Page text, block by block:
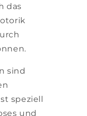
das
sind
speziell
und